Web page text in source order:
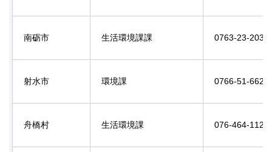
南砺市 生活環境課課 0763-23-2035
射水市 環境課 0766-51-6624
舟橋村 生活環境課 076-464-1121